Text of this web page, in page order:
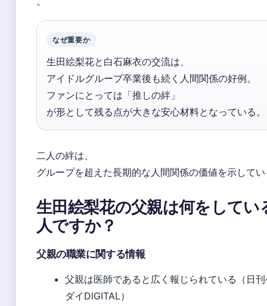
なぜ重要か
生田絵梨花と白石麻衣の交流は、
アイドルグループ卒業後も続く人間関係の好例。
ファンにとっては「推しの絆」
が形として残る点が大きな安心材料となっている。
二人の絆は、
グループを超えた長期的な人間関係の価値を示して
生田絵梨花の父親は何をしてい
人ですか？
父親の職業に関する情報
父親は医師であると広く報じられている（日
ダイDIGITAL）